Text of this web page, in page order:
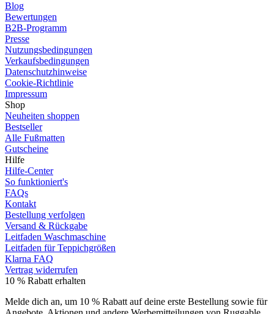
Blog
Bewertungen
B2B-Programm
Presse
Nutzungsbedingungen
Verkaufsbedingungen
Datenschutzhinweise
Cookie-Richtlinie
Impressum
Shop
Neuheiten shoppen
Bestseller
Alle Fußmatten
Gutscheine
Hilfe
Hilfe-Center
So funktioniert's
FAQs
Kontakt
Bestellung verfolgen
Versand & Rückgabe
Leitfaden Waschmaschine
Leitfaden für Teppichgrößen
Klarna FAQ
Vertrag widerrufen
10 % Rabatt erhalten
Melde dich an, um 10 % Rabatt auf deine erste Bestellung sowie für